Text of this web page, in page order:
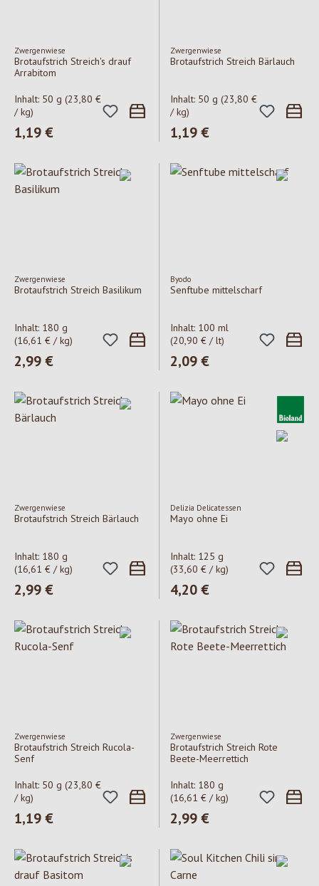
Zwergenwiese
Brotaufstrich Streich's drauf
Arrabitom
Inhalt: 50 g (23,80 €
/ kg)
Regulärer Preis:
1,19 €
Zwergenwiese
Brotaufstrich Streich Bärlauch
Inhalt: 50 g (23,80 €
/ kg)
Regulärer Preis:
1,19 €
Zwergenwiese
Brotaufstrich Streich Basilikum
Inhalt: 180 g
(16,61 € / kg)
Regulärer Preis:
2,99 €
Byodo
Senftube mittelscharf
Inhalt: 100 ml
(20,90 € / lt)
Regulärer Preis:
2,09 €
Zwergenwiese
Brotaufstrich Streich Bärlauch
Inhalt: 180 g
(16,61 € / kg)
Regulärer Preis:
2,99 €
Delizia Delicatessen
Mayo ohne Ei
Inhalt: 125 g
(33,60 € / kg)
Regulärer Preis:
4,20 €
Zwergenwiese
Brotaufstrich Streich Rucola-
Senf
Inhalt: 50 g (23,80 €
/ kg)
Regulärer Preis:
1,19 €
Zwergenwiese
Brotaufstrich Streich Rote
Beete-Meerrettich
Inhalt: 180 g
(16,61 € / kg)
Regulärer Preis:
2,99 €